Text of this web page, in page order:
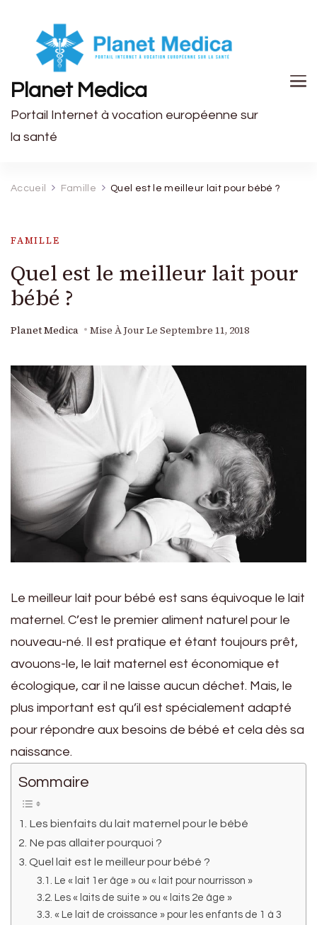
Planet Medica
Portail Internet à vocation européenne sur
la santé
Accueil Famille Quel est le meilleur lait pour bébé ?
FAMILLE
Quel est le meilleur lait pour
bébé ?
Planet Medica Mise À Jour Le Septembre 11, 2018
Le meilleur lait pour bébé est sans équivoque le lait
maternel. C’est le premier aliment naturel pour le
nouveau-né. Il est pratique et étant toujours prêt,
avouons-le, le lait maternel est économique et
écologique, car il ne laisse aucun déchet. Mais, le
plus important est qu’il est spécialement adapté
pour répondre aux besoins de bébé et cela dès sa
naissance.
Sommaire
Les bienfaits du lait maternel pour le bébé
Ne pas allaiter pourquoi ?
Quel lait est le meilleur pour bébé ?
Le « lait 1er âge » ou « lait pour nourrisson »
Les « laits de suite » ou « laits 2e âge »
« Le lait de croissance » pour les enfants de 1 à 3